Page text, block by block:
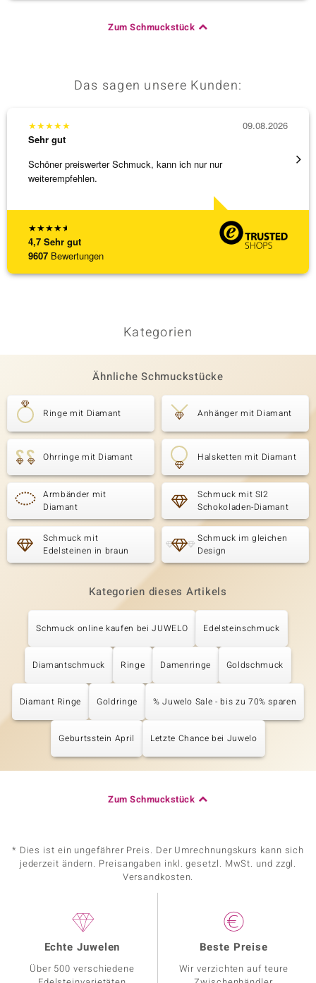
Zum Schmuckstück
Das sagen unsere Kunden:
★★★★★
4,7 Sehr gut
9607 Bewertungen
★★★★★
Sehr gut
Schöner preiswerter Schmuck, kann ich nur nur
weiterempfehlen.
09.08.2026
3 x
Kategorien
Ähnliche Schmuckstücke
Ringe mit Diamant Anhänger mit Diamant
Ohrringe mit Diamant Halsketten mit Diamant
Armbänder mit
Diamant
Schmuck mit SI2
Schokoladen-Diamant
Schmuck mit
Edelsteinen in braun
Schmuck im gleichen
Design
Kategorien dieses Artikels
Schmuck online kaufen bei JUWELO Edelsteinschmuck
Diamantschmuck Ringe Damenringe Goldschmuck
Diamant Ringe Goldringe % Juwelo Sale - bis zu 70% sparen
Geburtsstein April Letzte Chance bei Juwelo
Zum Schmuckstück
* Dies ist ein ungefährer Preis. Der Umrechnungskurs kann sich
jederzeit ändern. Preisangaben inkl. gesetzl. MwSt. und zzgl.
Versandkosten.
Echte Juwelen
Über 500 verschiedene
Beste Preise
Wir verzichten auf teure